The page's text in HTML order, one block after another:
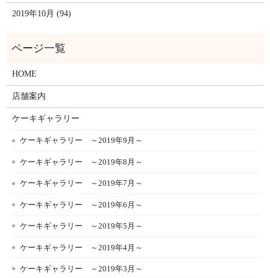
2019年10月 (94)
HOME
店舗案内
ケーキギャラリー
ケーキギャラリー ～2019年9月～
ケーキギャラリー ～2019年8月～
ケーキギャラリー ～2019年7月～
ケーキギャラリー ～2019年6月～
ケーキギャラリー ～2019年5月～
ケーキギャラリー ～2019年4月～
ケーキギャラリー ～2019年3月～